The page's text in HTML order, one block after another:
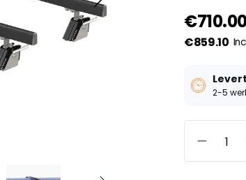
€859.10
2-5